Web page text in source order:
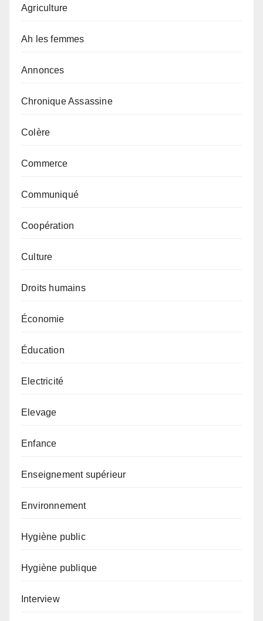
Agriculture
Ah les femmes
Annonces
Chronique Assassine
Colère
Commerce
Communiqué
Coopération
Culture
Droits humains
Économie
Éducation
Electricité
Elevage
Enfance
Enseignement supérieur
Environnement
Hygiène public
Hygiène publique
Interview